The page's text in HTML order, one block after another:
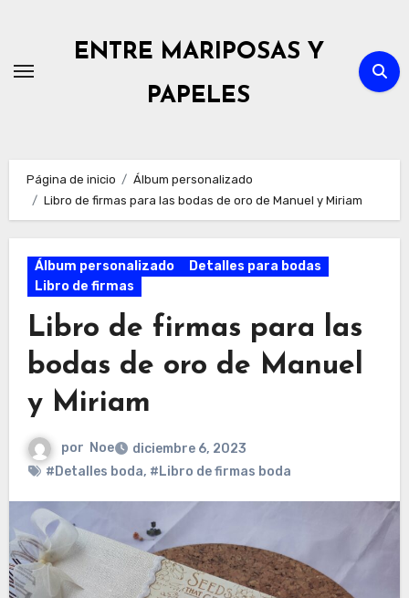
contenido
ENTRE MARIPOSAS Y
PAPELES
Página de inicio
Álbum personalizado
Libro de firmas para las bodas de oro de Manuel y Miriam
Álbum personalizado
Detalles para bodas
Libro de firmas
Libro de firmas para las
bodas de oro de Manuel
y Miriam
por Noe
diciembre 6, 2023
#Detalles boda, #Libro de firmas boda